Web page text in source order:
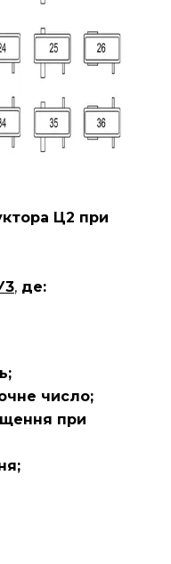
Ц2 при
, де:
число;
при